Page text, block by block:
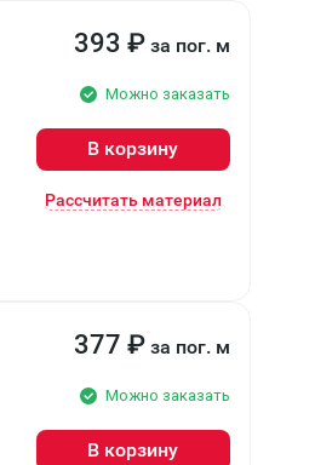
393 ₽ за пог. м
Можно заказать
В корзину
Рассчитать материал
377 ₽ за пог. м
Можно заказать
В корзину